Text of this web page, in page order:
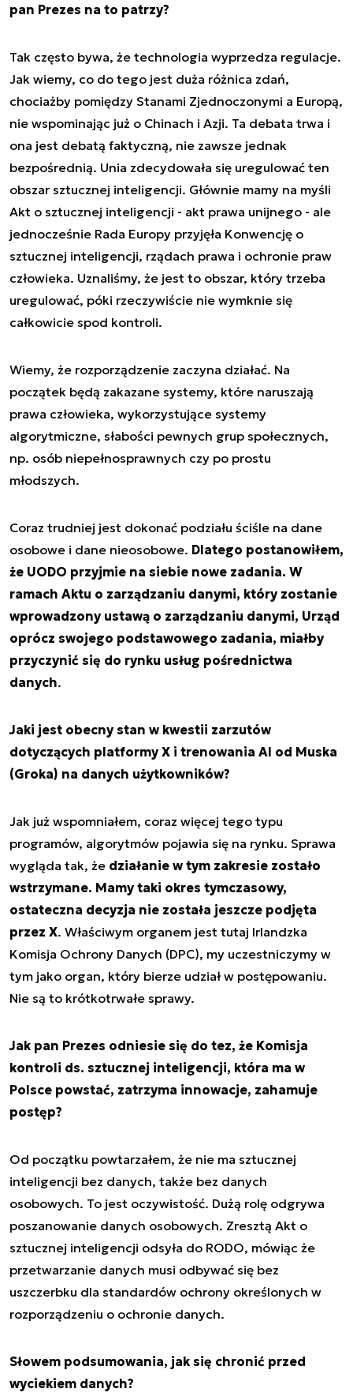
pan Prezes na to patrzy?
Tak często bywa, że technologia wyprzedza regulacje.
Jak wiemy, co do tego jest duża różnica zdań,
chociażby pomiędzy Stanami Zjednoczonymi a Europą,
nie wspominając już o Chinach i Azji. Ta debata trwa i
ona jest debatą faktyczną, nie zawsze jednak
bezpośrednią. Unia zdecydowała się uregulować ten
obszar sztucznej inteligencji. Głównie mamy na myśli
Akt o sztucznej inteligencji - akt prawa unijnego - ale
jednocześnie Rada Europy przyjęła Konwencję o
sztucznej inteligencji, rządach prawa i ochronie praw
człowieka. Uznaliśmy, że jest to obszar, który trzeba
uregulować, póki rzeczywiście nie wymknie się
całkowicie spod kontroli.
Wiemy, że rozporządzenie zaczyna działać. Na
początek będą zakazane systemy, które naruszają
prawa człowieka, wykorzystujące systemy
algorytmiczne, słabości pewnych grup społecznych,
np. osób niepełnosprawnych czy po prostu
młodszych.
Coraz trudniej jest dokonać podziału ściśle na dane
osobowe i dane nieosobowe. Dlatego postanowiłem,
że UODO przyjmie na siebie nowe zadania. W
ramach Aktu o zarządzaniu danymi, który zostanie
wprowadzony ustawą o zarządzaniu danymi, Urząd
oprócz swojego podstawowego zadania, miałby
przyczynić się do rynku usług pośrednictwa
danych.
Jaki jest obecny stan w kwestii zarzutów
dotyczących platformy X i trenowania AI od Muska
(Groka) na danych użytkowników?
Jak już wspomniałem, coraz więcej tego typu
programów, algorytmów pojawia się na rynku. Sprawa
wygląda tak, że działanie w tym zakresie zostało
wstrzymane. Mamy taki okres tymczasowy,
ostateczna decyzja nie została jeszcze podjęta
przez X. Właściwym organem jest tutaj Irlandzka
Komisja Ochrony Danych (DPC), my uczestniczymy w
tym jako organ, który bierze udział w postępowaniu.
Nie są to krótkotrwałe sprawy.
Jak pan Prezes odniesie się do tez, że Komisja
kontroli ds. sztucznej inteligencji, która ma w
Polsce powstać, zatrzyma innowacje, zahamuje
postęp?
Od początku powtarzałem, że nie ma sztucznej
inteligencji bez danych, także bez danych
osobowych. To jest oczywistość. Dużą rolę odgrywa
poszanowanie danych osobowych. Zresztą Akt o
sztucznej inteligencji odsyła do RODO, mówiąc że
przetwarzanie danych musi odbywać się bez
uszczerbku dla standardów ochrony określonych w
rozporządzeniu o ochronie danych.
Słowem podsumowania, jak się chronić przed
wyciekiem danych?